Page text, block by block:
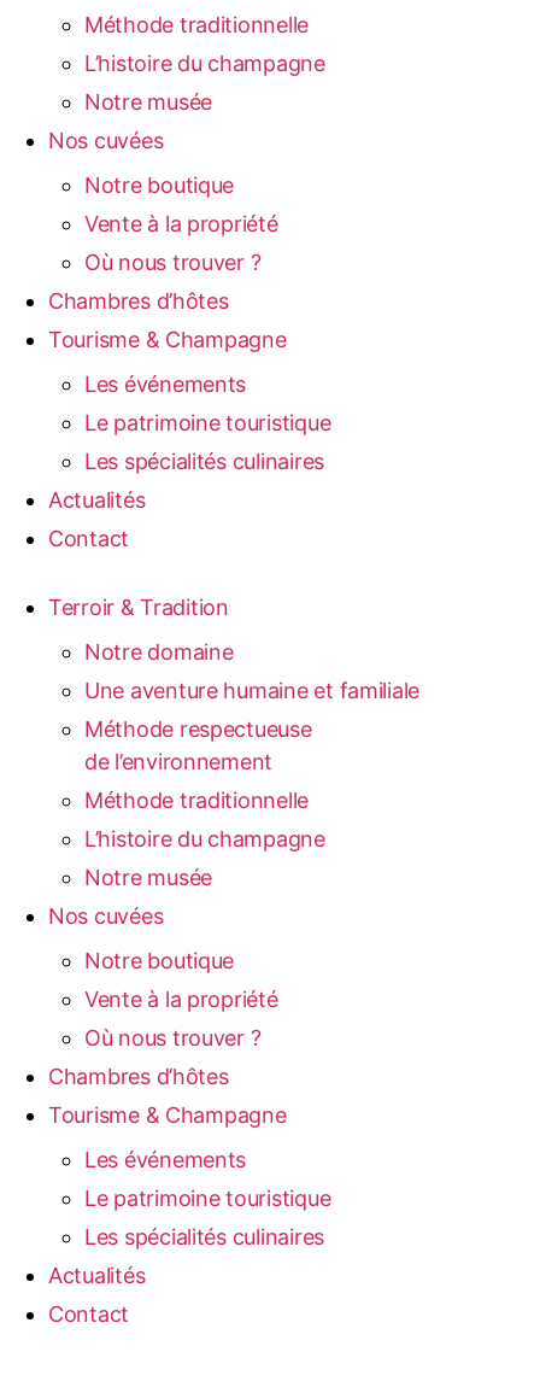
Méthode traditionnelle
L’histoire du champagne
Notre musée
Nos cuvées
Notre boutique
Vente à la propriété
Où nous trouver ?
Chambres d’hôtes
Tourisme & Champagne
Les événements
Le patrimoine touristique
Les spécialités culinaires
Actualités
Contact
Terroir & Tradition
Notre domaine
Une aventure humaine et familiale
Méthode respectueuse
de l’environnement
Méthode traditionnelle
L’histoire du champagne
Notre musée
Nos cuvées
Notre boutique
Vente à la propriété
Où nous trouver ?
Chambres d’hôtes
Tourisme & Champagne
Les événements
Le patrimoine touristique
Les spécialités culinaires
Actualités
Contact